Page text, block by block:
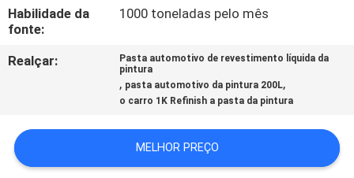
PEÇA
UMAS
MAPA
DO
Habilidade da
fonte:
1000 toneladas pelo mês
Realçar:
Pasta automotivo de revestimento líquida da
pintura
, pasta automotivo da pintura 200L,
o carro 1K Refinish a pasta da pintura
MELHOR PREÇO